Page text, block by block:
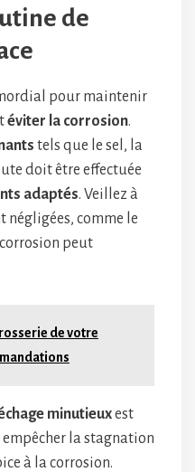
de
pour maintenir
éviter la corrosion.
tels que le sel, la
doit être effectuée
adaptés. Veillez à
négligées, comme le
peut
de votre
minutieuxest
la stagnation
à la corrosion.